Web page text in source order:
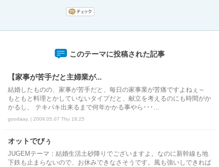
このテーマに投稿された記事
【家事が苦手だと主婦業が...
結婚したものの、家事が苦手だと、毎日の家事業が苦痛ですよねぇ～
もともと料理とかしていないタイプだと、献立を考えるのにも時間がか
かるし、 テキパキ出来るまで何年かかる事やら･･･...
goodaay. | 2009.05.07 Thu 18:25
オットでびぅ
JUGEMテーマ：結婚生活土砂降りでございますよ。なのに新幹線も地
下鉄も止まらないので、お休みできなさそうです。風も強いしできれば